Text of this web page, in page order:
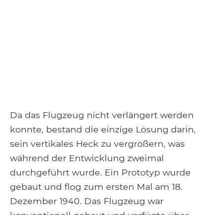
Da das Flugzeug nicht verlängert werden
konnte, bestand die einzige Lösung darin,
sein vertikales Heck zu vergrößern, was
während der Entwicklung zweimal
durchgeführt wurde. Ein Prototyp wurde
gebaut und flog zum ersten Mal am 18.
Dezember 1940. Das Flugzeug war